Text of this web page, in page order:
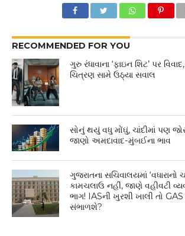
RECOMMENDED FOR YOU
ગુરુ રંધાવાના ‘ફાઇન શિટ’ પર
ચિત્રણ સામે ઉઠ્યા સવાલ
સોનું થયું વધુ મોંઘું, ચાંદીમાં પણ
જાણો અમદાવાદ-મુંબઈના ભાવ
ગુજરાતના સચિવાલયમાં ‘વધારાનો
કામચલાઉ નહીં, જાણે વહીવટી
ભાગ! IASની ખુરશી ખાલી તો GAS
સંભાળશે?